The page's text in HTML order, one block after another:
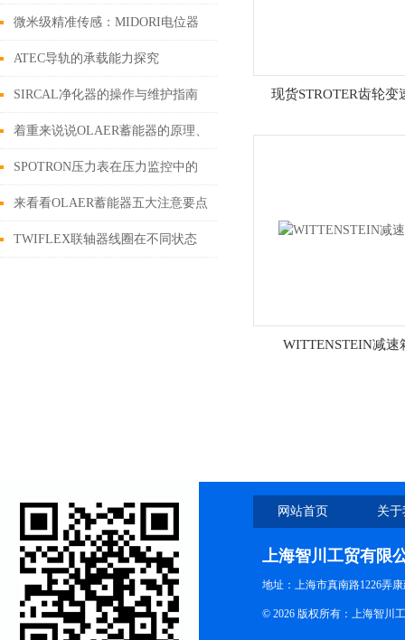
Haldex离合器
微米级精准传感：MIDORI电位器
赋能工业精密位移控制
ATEC导轨的承载能力探究
SIRCAL净化器的操作与维护指南
着重来说说OLAER蓄能器的原理、
用途和功能
SPOTRON压力表在压力监控中的
关键作用
来看看OLAER蓄能器五大注意要点
TWIFLEX联轴器线圈在不同状态
现货STROTER齿轮变
WITTENSTEIN减速
网站首页 关
上海智川工贸有限
地址：上海市真南路1226弄
© 2026 版权所有：上海智川